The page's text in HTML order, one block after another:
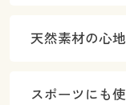
天然素材の心
スポーツにも